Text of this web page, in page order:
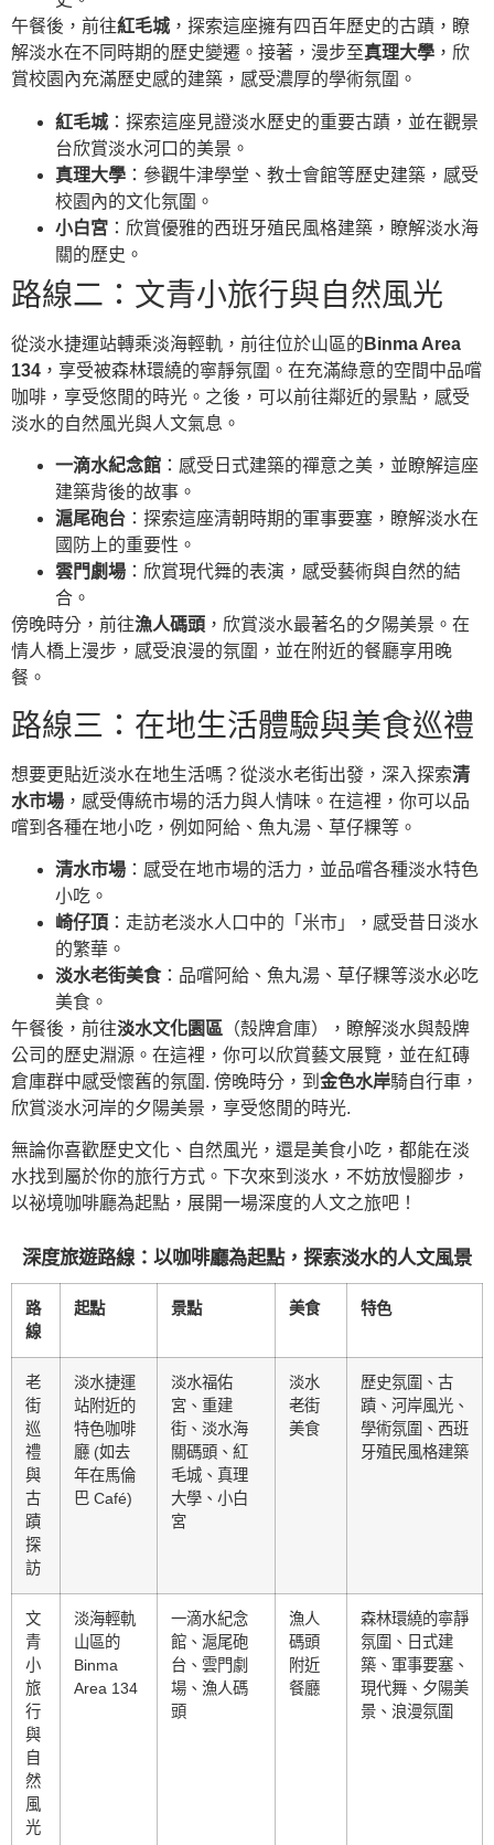
午餐後，前往紅毛城 ，探索這座擁有四百年歷史的古蹟，瞭
解淡水在不同時期的歷史變遷。接著，漫步至真理大學 ，欣
賞校園內充滿歷史感的建築，感受濃厚的學術氛圍。
紅毛城 ：探索這座見證淡水歷史的重要古蹟，並在觀景
台欣賞淡水河口的美景。
真理大學 ：參觀牛津學堂、教士會館等歷史建築，感受
校園內的文化氛圍。
小白宮 ：欣賞優雅的西班牙殖民風格建築，瞭解淡水海
關的歷史。
路線二：文青小旅行與自然風光
從淡水捷運站轉乘淡海輕軌，前往位於山區的 Binma Area
134 ，享受被森林環繞的寧靜氛圍。在充滿綠意的空間中品嚐
咖啡，享受悠閒的時光。之後，可以前往鄰近的景點，感受
淡水的自然風光與人文氣息。
一滴水紀念館 ：感受日式建築的禪意之美，並瞭解這座
建築背後的故事。
滬尾砲台 ：探索這座清朝時期的軍事要塞，瞭解淡水在
國防上的重要性。
雲門劇場 ：欣賞現代舞的表演，感受藝術與自然的結
合。
傍晚時分，前往漁人碼頭 ，欣賞淡水最著名的夕陽美景。在
情人橋上漫步，感受浪漫的氛圍，並在附近的餐廳享用晚
餐。
路線三：在地生活體驗與美食巡禮
想要更貼近淡水在地生活嗎？從淡水老街出發，深入探索清
水市場 ，感受傳統市場的活力與人情味。在這裡，你可以品
嚐到各種在地小吃，例如阿給、魚丸湯、草仔粿等。
清水市場 ：感受在地市場的活力，並品嚐各種淡水特色
小吃。
崎仔頂 ：走訪老淡水人口中的「米市」，感受昔日淡水
的繁華。
淡水老街美食：品嚐阿給、魚丸湯、草仔粿等淡水必吃
美食。
午餐後，前往淡水文化園區 （殼牌倉庫），瞭解淡水與殼牌
公司的歷史淵源。在這裡，你可以欣賞藝文展覽，並在紅磚
倉庫群中感受懷舊的氛圍. 傍晚時分，到 金色水岸騎自行車，
欣賞淡水河岸的夕陽美景，享受悠閒的時光.
無論你喜歡歷史文化、自然風光，還是美食小吃，都能在淡
水找到屬於你的旅行方式。下次來到淡水，不妨放慢腳步，
以祕境咖啡廳為起點，展開一場深度的人文之旅吧！
深度旅遊路線：以咖啡廳為起點，探索淡水的人文風景
路
線
起點 景點 美食 特色
老
街
巡
禮
與
古
蹟
探
訪
淡水捷運
站附近的
特色咖啡
廳 (如去
年在馬倫
巴 Café)
淡水福佑
宮、重建
街、淡水海
關碼頭、紅
毛城、真理
大學、小白
宮
淡水
老街
美食
歷史氛圍、古
蹟、河岸風光、
學術氛圍、西班
牙殖民風格建築
文
青
小
旅
行
與
自
然
風
光
淡海輕軌
山區的
Binma
Area 134
一滴水紀念
館、滬尾砲
台、雲門劇
場、漁人碼
頭
漁人
碼頭
附近
餐廳
森林環繞的寧靜
氛圍、日式建
築、軍事要塞、
現代舞、夕陽美
景、浪漫氛圍